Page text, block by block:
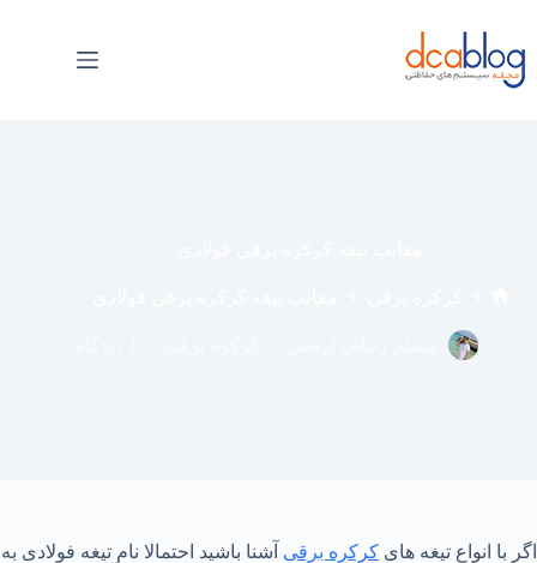
محتوا
اگر با انواع تیغه های کرکره برقی آشنا باشید احتمالا نام تیغه فولادی به